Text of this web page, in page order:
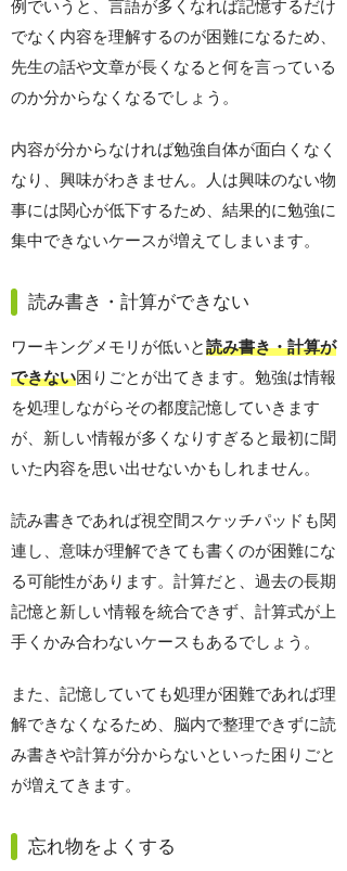
例でいうと、言語が多くなれば記憶するだけ
でなく内容を理解するのが困難になるため、
先生の話や文章が長くなると何を言っている
のか分からなくなるでしょう。
内容が分からなければ勉強自体が面白くなく
なり、興味がわきません。人は興味のない物
事には関心が低下するため、結果的に勉強に
集中できないケースが増えてしまいます。
読み書き・計算ができない
ワーキングメモリが低いと読み書き・計算が
できない困りごとが出てきます。勉強は情報
を処理しながらその都度記憶していきます
が、新しい情報が多くなりすぎると最初に聞
いた内容を思い出せないかもしれません。
読み書きであれば視空間スケッチパッドも関
連し、意味が理解できても書くのが困難にな
る可能性があります。計算だと、過去の長期
記憶と新しい情報を統合できず、計算式が上
手くかみ合わないケースもあるでしょう。
また、記憶していても処理が困難であれば理
解できなくなるため、脳内で整理できずに読
み書きや計算が分からないといった困りごと
が増えてきます。
忘れ物をよくする